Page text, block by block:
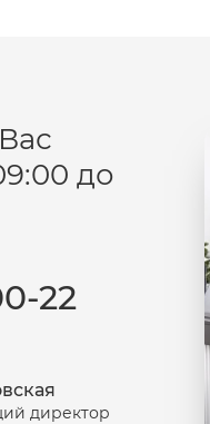
до
22
директор